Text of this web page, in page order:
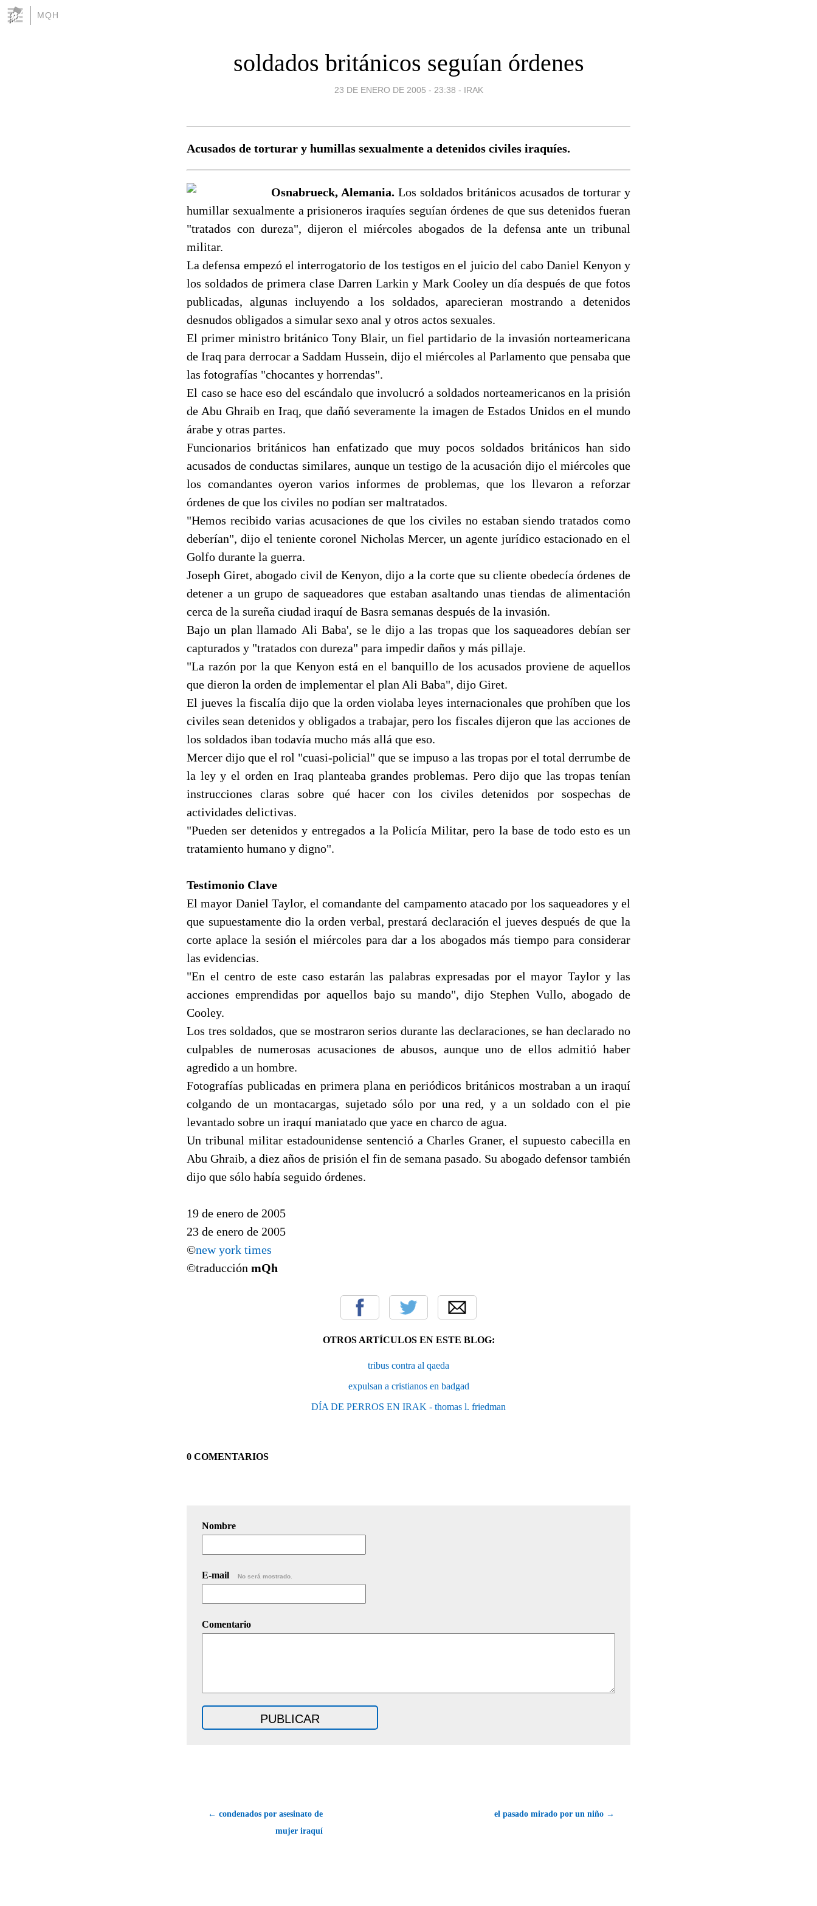
MQH
soldados británicos seguían órdenes
23 DE ENERO DE 2005 - 23:38 - IRAK
Acusados de torturar y humillas sexualmente a detenidos civiles iraquíes.
Osnabrueck, Alemania. Los soldados británicos acusados de torturar y
humillar sexualmente a prisioneros iraquíes seguían órdenes de que sus detenidos fueran
"tratados con dureza", dijeron el miércoles abogados de la defensa ante un tribunal
militar.
La defensa empezó el interrogatorio de los testigos en el juicio del cabo Daniel Kenyon y
los soldados de primera clase Darren Larkin y Mark Cooley un día después de que fotos
publicadas, algunas incluyendo a los soldados, aparecieran mostrando a detenidos
desnudos obligados a simular sexo anal y otros actos sexuales.
El primer ministro británico Tony Blair, un fiel partidario de la invasión norteamericana
de Iraq para derrocar a Saddam Hussein, dijo el miércoles al Parlamento que pensaba que
las fotografías "chocantes y horrendas".
El caso se hace eso del escándalo que involucró a soldados norteamericanos en la prisión
de Abu Ghraib en Iraq, que dañó severamente la imagen de Estados Unidos en el mundo
árabe y otras partes.
Funcionarios británicos han enfatizado que muy pocos soldados británicos han sido
acusados de conductas similares, aunque un testigo de la acusación dijo el miércoles que
los comandantes oyeron varios informes de problemas, que los llevaron a reforzar
órdenes de que los civiles no podían ser maltratados.
"Hemos recibido varias acusaciones de que los civiles no estaban siendo tratados como
deberían", dijo el teniente coronel Nicholas Mercer, un agente jurídico estacionado en el
Golfo durante la guerra.
Joseph Giret, abogado civil de Kenyon, dijo a la corte que su cliente obedecía órdenes de
detener a un grupo de saqueadores que estaban asaltando unas tiendas de alimentación
cerca de la sureña ciudad iraquí de Basra semanas después de la invasión.
Bajo un plan llamado Ali Baba', se le dijo a las tropas que los saqueadores debían ser
capturados y "tratados con dureza" para impedir daños y más pillaje.
"La razón por la que Kenyon está en el banquillo de los acusados proviene de aquellos
que dieron la orden de implementar el plan Ali Baba", dijo Giret.
El jueves la fiscalía dijo que la orden violaba leyes internacionales que prohíben que los
civiles sean detenidos y obligados a trabajar, pero los fiscales dijeron que las acciones de
los soldados iban todavía mucho más allá que eso.
Mercer dijo que el rol "cuasi-policial" que se impuso a las tropas por el total derrumbe de
la ley y el orden en Iraq planteaba grandes problemas. Pero dijo que las tropas tenían
instrucciones claras sobre qué hacer con los civiles detenidos por sospechas de
actividades delictivas.
"Pueden ser detenidos y entregados a la Policía Militar, pero la base de todo esto es un
tratamiento humano y digno".
Testimonio Clave
El mayor Daniel Taylor, el comandante del campamento atacado por los saqueadores y el
que supuestamente dio la orden verbal, prestará declaración el jueves después de que la
corte aplace la sesión el miércoles para dar a los abogados más tiempo para considerar
las evidencias.
"En el centro de este caso estarán las palabras expresadas por el mayor Taylor y las
acciones emprendidas por aquellos bajo su mando", dijo Stephen Vullo, abogado de
Cooley.
Los tres soldados, que se mostraron serios durante las declaraciones, se han declarado no
culpables de numerosas acusaciones de abusos, aunque uno de ellos admitió haber
agredido a un hombre.
Fotografías publicadas en primera plana en periódicos británicos mostraban a un iraquí
colgando de un montacargas, sujetado sólo por una red, y a un soldado con el pie
levantado sobre un iraquí maniatado que yace en charco de agua.
Un tribunal militar estadounidense sentenció a Charles Graner, el supuesto cabecilla en
Abu Ghraib, a diez años de prisión el fin de semana pasado. Su abogado defensor también
dijo que sólo había seguido órdenes.
19 de enero de 2005
23 de enero de 2005
©new york times
©traducción mQh
OTROS ARTÍCULOS EN ESTE BLOG:
tribus contra al qaeda
expulsan a cristianos en badgad
DÍA DE PERROS EN IRAK - thomas l. friedman
0 COMENTARIOS
Nombre
E-mail No será mostrado.
Comentario
← condenados por asesinato de
mujer iraquí
el pasado mirado por un niño →